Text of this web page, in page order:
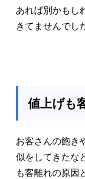
あれば別かもし
きてませんでし
値上げも
お客さんの飽き
似をしてきたな
も客離れの原因